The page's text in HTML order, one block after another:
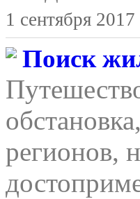
1 сентября 2017
Поиск
регионов,